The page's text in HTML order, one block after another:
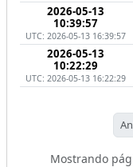
2026-05-13
10:39:57
UTC: 2026-05-13 16:39:57
2026-05-13
10:22:29
UTC: 2026-05-13 16:22:29
Mostrando